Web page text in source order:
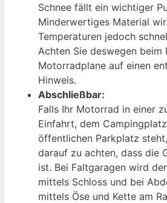
Schnee fällt ein wichtiger
Minderwertiges Material
Temperaturen jedoch
Achten Sie deswegen beim
Motorradplane auf einen
Hinweis.
Abschließbar:
Falls Ihr Motorrad in einer
Einfahrt, dem
öffentlichen Parkplatz
darauf zu achten, dass die
ist. Bei Faltgaragen wird
mittels Schloss und bei
mittels Öse und Kette am